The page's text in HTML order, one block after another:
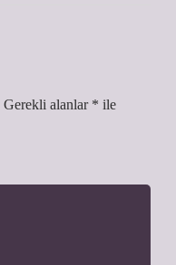
Gerekli alanlar * ile